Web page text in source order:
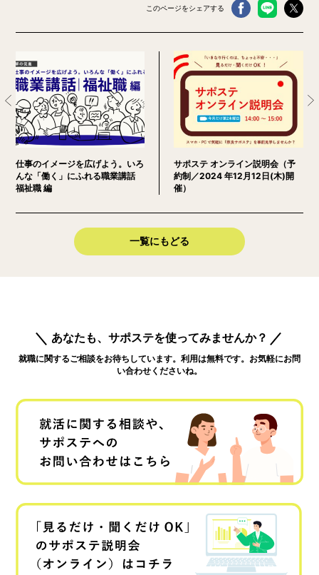
このページをシェアする
仕事のイメージを広げよう。いろ
んな「働く」にふれる職業講話
福祉職 編
サポステ オンライン説明会（予
約制／2024 年12月12日(木)開
催）
一覧にもどる
あなたも、サポステを使ってみませんか？
就職に関するご相談をお待ちしています。利用は無料です。お気軽にお問
い合わせくださいね。